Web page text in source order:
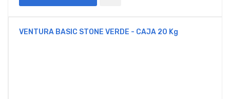
VENTURA BASIC STONE VERDE - CAJA 20 Kg